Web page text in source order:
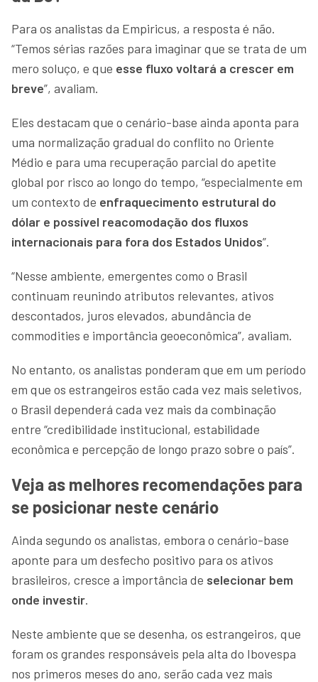
Para os analistas da Empiricus, a resposta é não.
“Temos sérias razões para imaginar que se trata de um
mero soluço, e que esse fluxo voltará a crescer em
breve”, avaliam.
Eles destacam que o cenário-base ainda aponta para
uma normalização gradual do conflito no Oriente
Médio e para uma recuperação parcial do apetite
global por risco ao longo do tempo, “especialmente em
um contexto de enfraquecimento estrutural do
dólar e possível reacomodação dos fluxos
internacionais para fora dos Estados Unidos”.
“Nesse ambiente, emergentes como o Brasil
continuam reunindo atributos relevantes, ativos
descontados, juros elevados, abundância de
commodities e importância geoeconômica”, avaliam.
No entanto, os analistas ponderam que em um período
em que os estrangeiros estão cada vez mais seletivos,
o Brasil dependerá cada vez mais da combinação
entre “credibilidade institucional, estabilidade
econômica e percepção de longo prazo sobre o país”.
Veja as melhores recomendações para
se posicionar neste cenário
Ainda segundo os analistas, embora o cenário-base
aponte para um desfecho positivo para os ativos
brasileiros, cresce a importância de selecionar bem
onde investir.
Neste ambiente que se desenha, os estrangeiros, que
foram os grandes responsáveis pela alta do Ibovespa
nos primeros meses do ano, serão cada vez mais